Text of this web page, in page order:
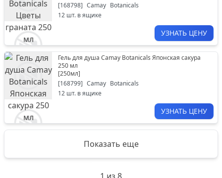
[168798] Camay Botanicals
12 шт. в ящике
УЗНАТЬ ЦЕНУ
Гель для душа Camay Botanicals Японская сакура
250 мл
[250мл]
[168799] Camay Botanicals
12 шт. в ящике
УЗНАТЬ ЦЕНУ
Показать еще